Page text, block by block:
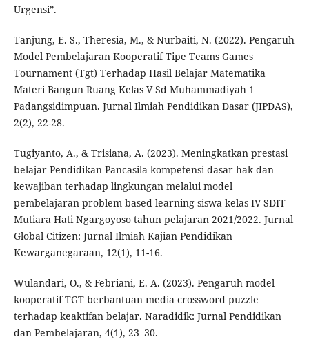
Urgensi”.
Tanjung, E. S., Theresia, M., & Nurbaiti, N. (2022). Pengaruh
Model Pembelajaran Kooperatif Tipe Teams Games
Tournament (Tgt) Terhadap Hasil Belajar Matematika
Materi Bangun Ruang Kelas V Sd Muhammadiyah 1
Padangsidimpuan. Jurnal Ilmiah Pendidikan Dasar (JIPDAS),
2(2), 22-28.
Tugiyanto, A., & Trisiana, A. (2023). Meningkatkan prestasi
belajar Pendidikan Pancasila kompetensi dasar hak dan
kewajiban terhadap lingkungan melalui model
pembelajaran problem based learning siswa kelas IV SDIT
Mutiara Hati Ngargoyoso tahun pelajaran 2021/2022. Jurnal
Global Citizen: Jurnal Ilmiah Kajian Pendidikan
Kewarganegaraan, 12(1), 11-16.
Wulandari, O., & Febriani, E. A. (2023). Pengaruh model
kooperatif TGT berbantuan media crossword puzzle
terhadap keaktifan belajar. Naradidik: Jurnal Pendidikan
dan Pembelajaran, 4(1), 23–30.